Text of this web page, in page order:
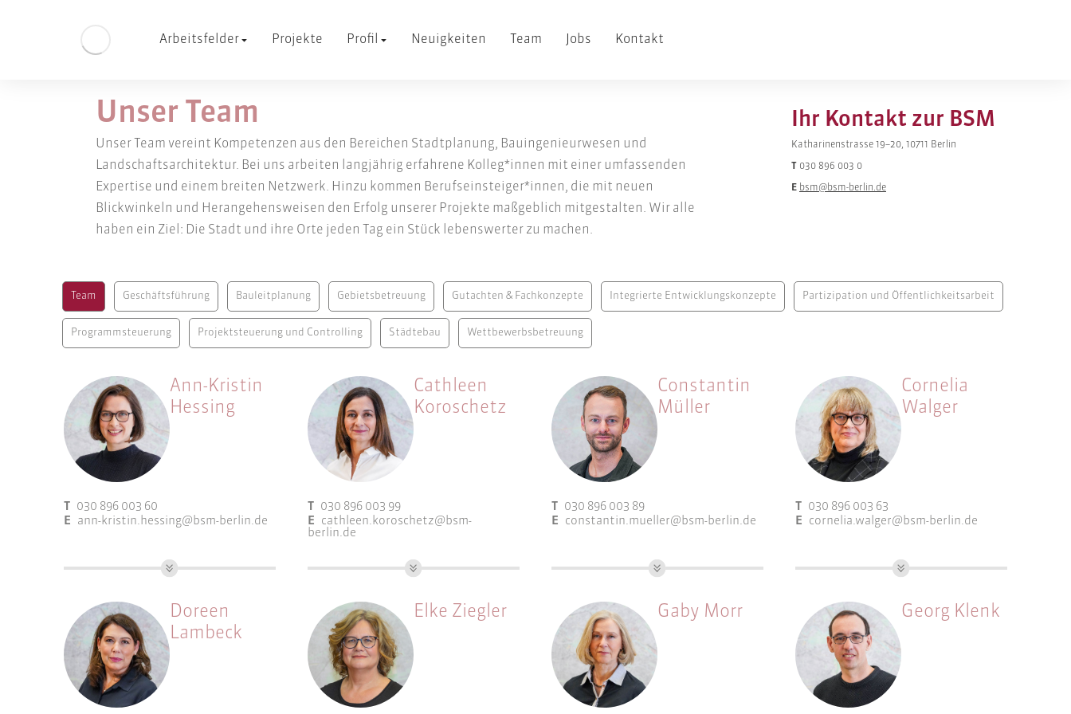
Arbeitsfelder Projekte Profil Neuigkeiten Team Jobs Kontakt
Unser Team
Unser Team vereint Kompetenzen aus den Bereichen Stadtplanung, Bauingenieurwesen und
Landschaftsarchitektur. Bei uns arbeiten langjährig erfahrene Kolleg*innen mit einer umfassenden
Expertise und einem breiten Netzwerk. Hinzu kommen Berufseinsteiger*innen, die mit neuen
Blickwinkeln und Herangehensweisen den Erfolg unserer Projekte maßgeblich mitgestalten. Wir alle
haben ein Ziel: Die Stadt und ihre Orte jeden Tag ein Stück lebenswerter zu machen.
Ihr Kontakt zur BSM
Katharinenstrasse 19–20, 10711 Berlin
T 030 896 003 0
E bsm@bsm-berlin.de
Team Geschäftsführung Bauleitplanung Gebietsbetreuung Gutachten & Fachkonzepte Integrierte Entwicklungskonzepte Partizipation und Öffentlichkeitsarbeit
Programmsteuerung Projektsteuerung und Controlling Städtebau Wettbewerbsbetreuung
Ann-Kristin
Hessing
T
030 896 003 60
E
ann-kristin.hessing@bsm-berlin.de
M.Eng. Stadtplanung, Dipl.-Ing.
Arbeitsfelder:
Gebietsbetreuung
Integrierte
Entwicklungskonzepte
Cathleen
Koroschetz
T
030 896 003 99
E
cathleen.koroschetz@bsm-
berlin.de
Geschäftsführerin | Dipl.-Ing.
Arbeitsfelder:
Gebietsbetreuung
Integrierte
Entwicklungskonzepte
Constantin
Müller
T
030 896 003 89
E
constantin.mueller@bsm-berlin.de
B.Sc. Stadt- und Regionalplanung
Arbeitsfelder:
Bauleitplanung
Gebietsbetreuung
Integrierte
Entwicklungskonzepte
Cornelia
Walger
T
030 896 003 63
E
cornelia.walger@bsm-berlin.de
Dipl.-Ing. für Bauwesen
Arbeitsfelder:
Gebietsbetreuung
Partizipation und
Öffentlichkeitsarbeit
Programmsteuerung
Doreen
Lambeck
Elke Ziegler Gaby Morr Georg Klenk